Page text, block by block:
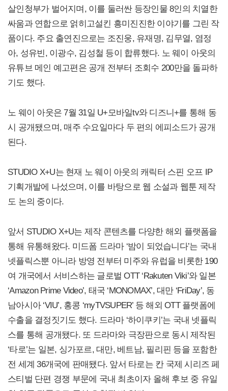
살인청부가 벌어지며, 이를 둘러싼 등장인물 8인의 치열한
싸움과 연합으로 얽히고설킨 흥미진진한 이야기를 그린 작
품이다. 주요 출연진으로는 조진웅, 유재명, 김무열, 염정
아, 성유빈, 이광수, 김성철 등이 합류했다. 노 웨이 아웃의
유튜브 메인 예고편은 공개 전부터 조회수 200만을 돌파하
기도 했다.
노 웨이 아웃은 7월 31일 U+모바일tv와 디즈니+를 통해 동
시 공개됐으며, 매주 수요일마다 두 편의 에피소드가 공개
된다.
STUDIO X+U는 현재 노 웨이 아웃의 캐릭터 스핀 오프 IP
기획개발에 나섰으며, 이를 바탕으로 웹 소설과 웹툰 제작
도 논의 중이다.
앞서 STUDIO X+U는 제작 콘텐츠를 다양한 해외 플랫폼을
통해 유통해왔다. 미드폼 드라마 ‘밤이 되었습니다’는 국내
넷플릭스뿐 아니라 방영 전부터 미주와 유럽을 비롯한 190
여 개국에서 서비스하는 글로벌 OTT ‘Rakuten Viki’와 일본
‘Amazon Prime Video’, 태국 ‘MONOMAX’, 대만 ‘FriDay’, 동
남아시아 ‘VIU’, 홍콩 ‘myTVSUPER’ 등 해외 OTT 플랫폼에
수출을 결정짓기도 했다. 드라마 ‘하이쿠키’는 국내 넷플릭
스를 통해 공개됐다. 또 드라마와 극장판으로 동시 제작된
‘타로’는 일본, 싱가포르, 대만, 베트남, 필리핀 등을 포함한
전 세계 36개국에 판매됐다. 앞서 타로는 칸 국제 시리즈 페
스티벌 단편 경쟁 부문에 국내 최초이자 올해 후보 중 유일